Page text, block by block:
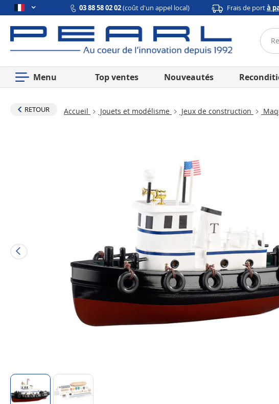
03 88 58 02 02(coût d'un appel local) Frais de portà
Menu Top ventes Nouveautés
RETOUR Accueil Jouets et modélisme Jeux de construction